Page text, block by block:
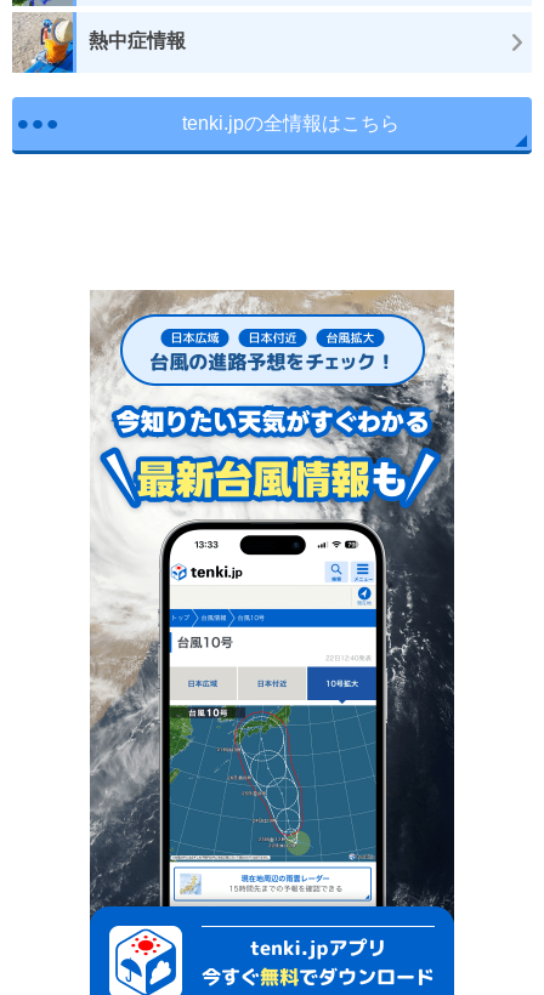
熱中症情報
tenki.jpの全情報はこちら